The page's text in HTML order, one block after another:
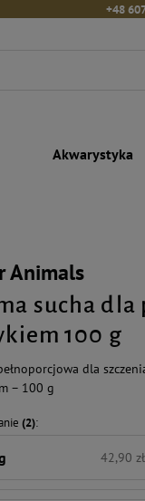
+48
Akwarystyka
Animals
sucha
100 g
dla
– 100 g
(2)
42,90